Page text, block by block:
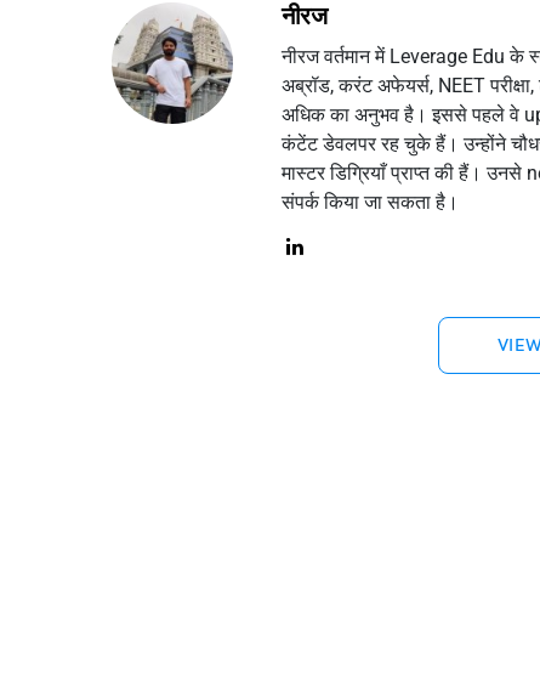
नीरज
नीरज वर्तमान में Leverage Edu के
अब्रॉड, करंट अफेयर्स, NEET परीक्षा,
अधिक का अनुभव है। इससे पहले वे
कंटेंट डेवलपर रह चुके हैं। उन्होंने
मास्टर डिग्रियाँ प्राप्त की हैं। उनसे
संपर्क किया जा सकता है।